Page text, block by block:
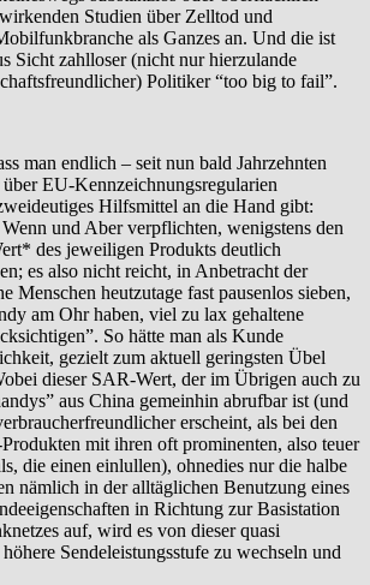
Studien über Zelltod und
als Ganzes an. Und die ist
Sicht zahlloser (nicht nur hierzulande
Politiker “too big to fail”.
man endlich – seit nun bald Jahrzehnten
EU-Kennzeichnungsregularien
Hilfsmittel an die Hand gibt:
und Aber verpflichten, wenigstens den
des jeweiligen Produkts deutlich
es also nicht reicht, in Anbetracht der
Menschen heutzutage fast pausenlos sieben,
am Ohr haben, viel zu lax gehaltene
So hätte man als Kunde
gezielt zum aktuell geringsten Übel
dieser SAR-Wert, der im Übrigen auch zu
aus China gemeinhin abrufbar ist (und
erscheint, als bei den
mit ihren oft prominenten, also teuer
die einen einlullen), ohnedies nur die halbe
nämlich in der alltäglichen Benutzung eines
in Richtung zur Basistation
auf, wird es von dieser quasi
Sendeleis­tungs­stufe zu wechseln und